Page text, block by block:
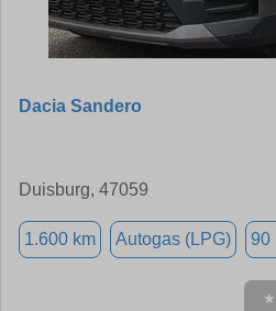
Dacia Sandero
Duisburg, 47059
1.600 km Autogas (LPG) 90
★